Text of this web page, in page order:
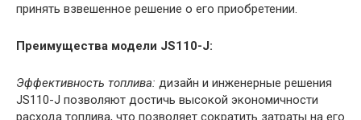
принять взвешенное решение о его приобретении.
Преимущества модели JS110-J:
Эффективность топлива: дизайн и инженерные решения
JS110-J позволяют достичь высокой экономичности
расхода топлива, что позволяет сократить затраты на его